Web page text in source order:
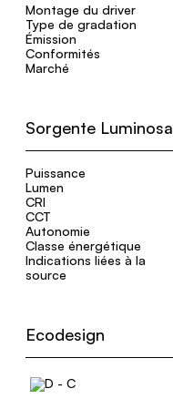
Montage du driver
Type de gradation
Émission
Conformités
Marché
Sorgente Luminosa
Puissance
Lumen
CRI
CCT
Autonomie
Classe énergétique
Indications liées à la
source
Ecodesign